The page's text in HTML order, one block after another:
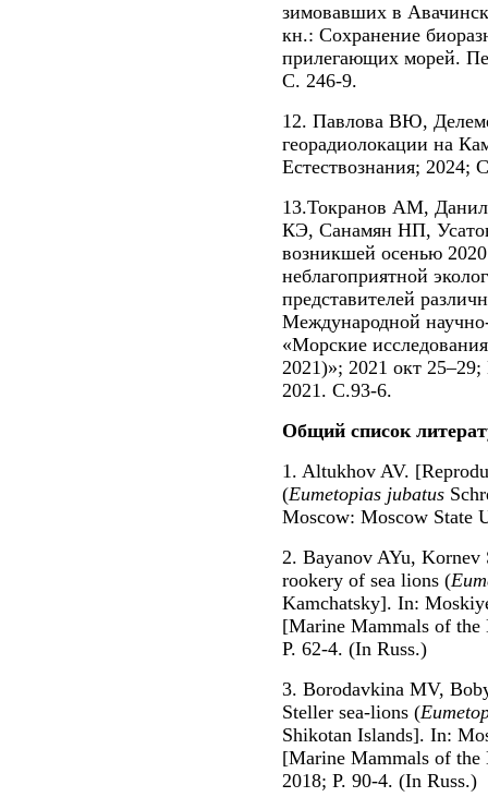
зимовавших в
кн.: Сохранение
прилегающих морей.
С. 246-9.
12. Павлова ВЮ,
георадиолокации на
Естествознания; 2024;
13.Токранов АМ,
КЭ, Санамян НП,
возникшей осенью
неблагоприятной
представителей
Международной
«Морские
2021)»; 2021 окт
2021. С.93-6.
Общий список
1. Altukhov AV.
(Eumetopias jubatus
Moscow: Moscow State
2. Bayanov AYu,
rookery of sea lions (
Kamchatsky]. In:
[Marine Mammals of the
P. 62-4. (In Russ.)
3. Borodavkina MV,
Steller sea-lions (
Shikotan Islands]. In:
[Marine Mammals of
2018; P. 90-4. (In Russ.)